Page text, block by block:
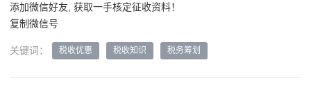
添加微信好友, 获取一手核定征收资料！
复制微信号
关键词： 税收优惠 税收知识 税务筹划